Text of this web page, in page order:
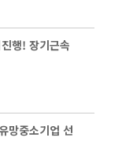
행! 장기근속
망중소기업 선